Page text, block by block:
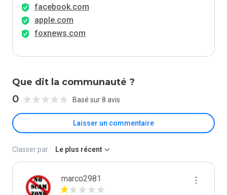
facebook.com
apple.com
foxnews.com
Que dit la communauté ?
0 Basé sur 8 avis
Laisser un commentaire
Classer par : Le plus récent
marco2981